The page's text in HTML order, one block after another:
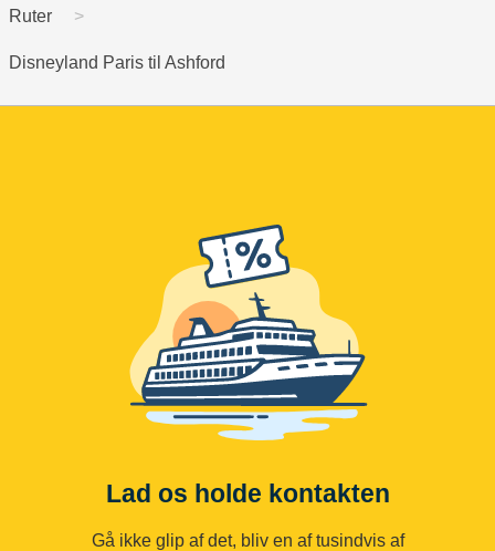
Ruter
Disneyland Paris til Ashford
Lad os holde kontakten
Gå ikke glip af det, bliv en af tusindvis af